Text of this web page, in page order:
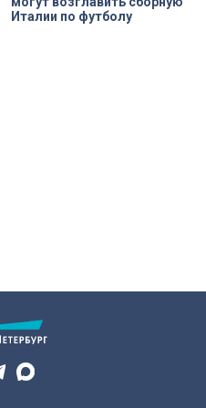
Италии по футболу